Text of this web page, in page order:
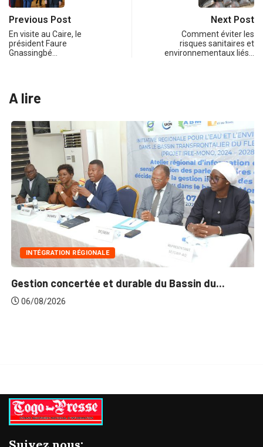
Previous Post
En visite au Caire, le
président Faure
Gnassingbé…
Next Post
Comment éviter les
risques sanitaires et
environnementaux liés…
A lire
INTÉGRATION RÉGIONALE
Gestion concertée et durable du Bassin du...
06/08/2026